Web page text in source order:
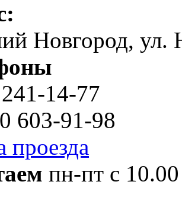
Новгород, ул.
14-77
603-91-98
проезда
пн-пт с